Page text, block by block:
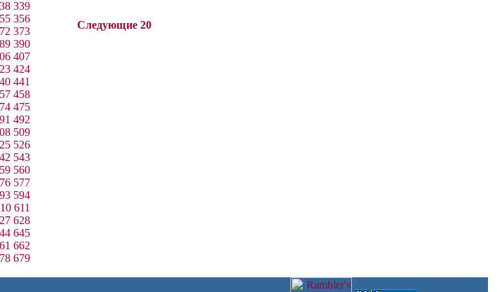
339
356
373
390
407
424
441
458
475
492
509
526
543
560
577
594
611
628
645
662
679
Следующие 20